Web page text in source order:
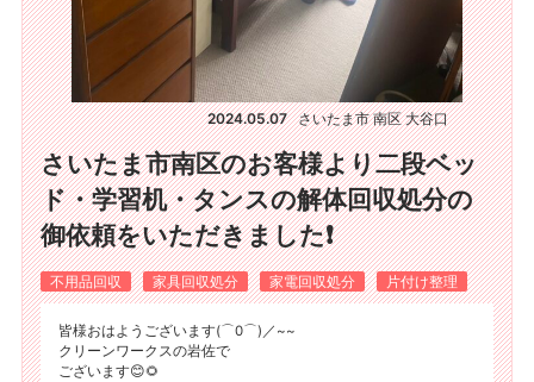
2024.05.07 さいたま市 南区 大谷口
さいたま市南区のお客様より二段ベッ
ド・学習机・タンスの解体回収処分の
御依頼をいただきました❗
不用品回収 家具回収処分 家電回収処分 片付け整理
皆様おはようございます(⌒0⌒)／~~
クリーンワークスの岩佐で
ございます😊🌻